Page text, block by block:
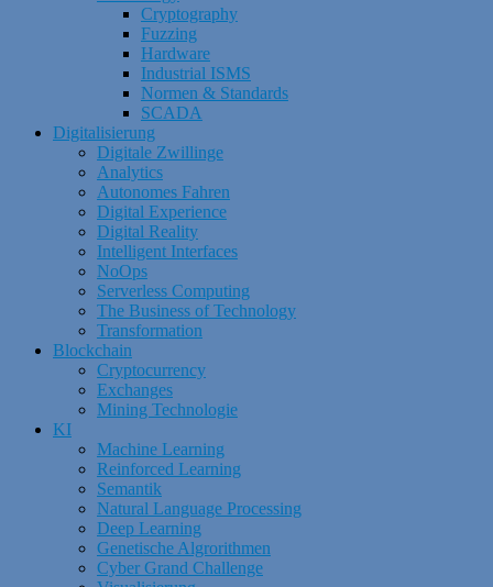
Cryptography
Fuzzing
Hardware
Industrial ISMS
Normen & Standards
SCADA
Digitalisierung
Digitale Zwillinge
Analytics
Autonomes Fahren
Digital Experience
Digital Reality
Intelligent Interfaces
NoOps
Serverless Computing
The Business of Technology
Transformation
Blockchain
Cryptocurrency
Exchanges
Mining Technologie
KI
Machine Learning
Reinforced Learning
Semantik
Natural Language Processing
Deep Learning
Genetische Algrorithmen
Cyber Grand Challenge